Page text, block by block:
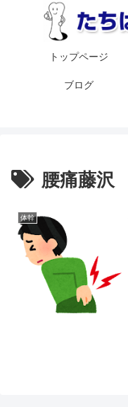
トップページ
ブログ
腰痛藤沢
体幹